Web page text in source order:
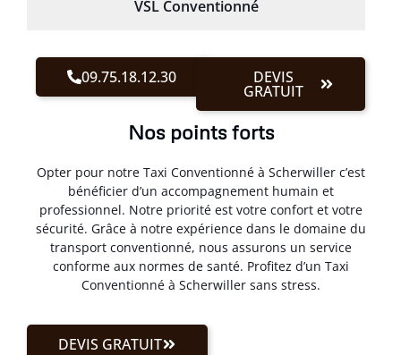
VSL Conventionné
09.75.18.12.30 DEVIS
GRATUIT
Nos points forts
Opter pour notre Taxi Conventionné à Scherwiller c’est
bénéficier d’un accompagnement humain et
professionnel. Notre priorité est votre confort et votre
sécurité. Grâce à notre expérience dans le domaine du
transport conventionné, nous assurons un service
conforme aux normes de santé. Profitez d’un Taxi
Conventionné à Scherwiller sans stress.
DEVIS GRATUIT